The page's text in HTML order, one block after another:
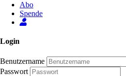
Abo
Spende
Login
Benutzername
Passwort